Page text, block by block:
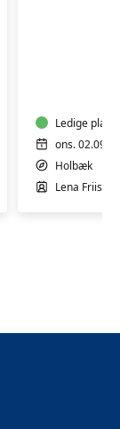
Ledige
ons.
Holbæk
Lena Friis